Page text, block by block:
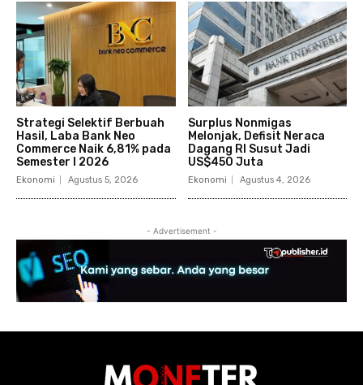
Strategi Selektif Berbuah
Hasil, Laba Bank Neo
Commerce Naik 6,81% pada
Semester I 2026
Ekonomi Agustus 5, 2026
Surplus Nonmigas
Melonjak, Defisit Neraca
Dagang RI Susut Jadi
US$450 Juta
Ekonomi Agustus 4, 2026
- Advertisement -